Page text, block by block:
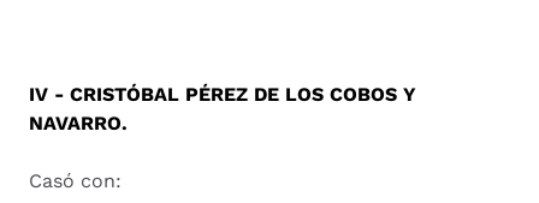
IV - CRISTÓBAL PÉREZ DE LOS COBOS Y
NAVARRO.
Casó con: